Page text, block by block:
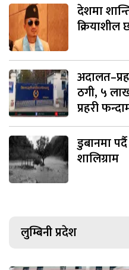
देशमा
क्रियाशील
ठगी, ५
प्रहरी
डुबानमा
शालिग्राम
लुम्बिनी प्रदेश